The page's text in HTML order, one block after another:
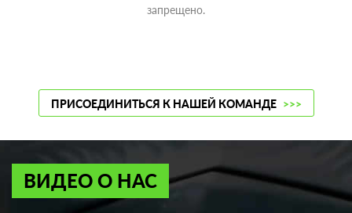
запрещено.
ПРИСОЕДИНИТЬСЯ К НАШЕЙ КОМАНДЕ >>>
ВИДЕО О НАС